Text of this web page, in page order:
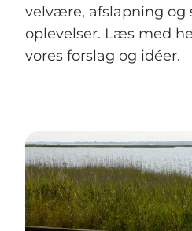
velvære, afslapning
oplevelser. Læs med
vores forslag og idéer.